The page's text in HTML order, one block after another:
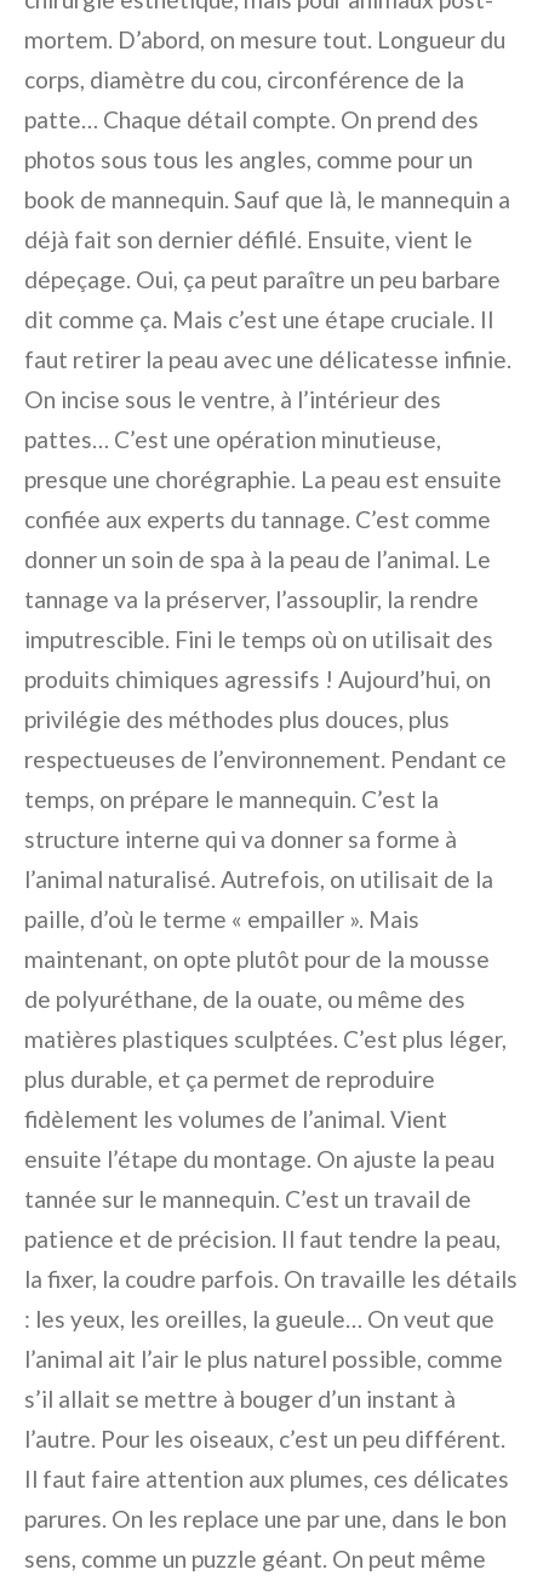
mortem. D’abord, on mesure tout. Longueur du
corps, diamètre du cou, circonférence de la
patte… Chaque détail compte. On prend des
photos sous tous les angles, comme pour un
book de mannequin. Sauf que là, le mannequin a
déjà fait son dernier défilé. Ensuite, vient le
dépeçage. Oui, ça peut paraître un peu barbare
dit comme ça. Mais c’est une étape cruciale. Il
faut retirer la peau avec une délicatesse infinie.
On incise sous le ventre, à l’intérieur des
pattes… C’est une opération minutieuse,
presque une chorégraphie. La peau est ensuite
confiée aux experts du tannage. C’est comme
donner un soin de spa à la peau de l’animal. Le
tannage va la préserver, l’assouplir, la rendre
imputrescible. Fini le temps où on utilisait des
produits chimiques agressifs ! Aujourd’hui, on
privilégie des méthodes plus douces, plus
respectueuses de l’environnement. Pendant ce
temps, on prépare le mannequin. C’est la
structure interne qui va donner sa forme à
l’animal naturalisé. Autrefois, on utilisait de la
paille, d’où le terme « empailler ». Mais
maintenant, on opte plutôt pour de la mousse
de polyuréthane, de la ouate, ou même des
matières plastiques sculptées. C’est plus léger,
plus durable, et ça permet de reproduire
fidèlement les volumes de l’animal. Vient
ensuite l’étape du montage. On ajuste la peau
tannée sur le mannequin. C’est un travail de
patience et de précision. Il faut tendre la peau,
la fixer, la coudre parfois. On travaille les détails
: les yeux, les oreilles, la gueule… On veut que
l’animal ait l’air le plus naturel possible, comme
s’il allait se mettre à bouger d’un instant à
l’autre. Pour les oiseaux, c’est un peu différent.
Il faut faire attention aux plumes, ces délicates
parures. On les replace une par une, dans le bon
sens, comme un puzzle géant. On peut même